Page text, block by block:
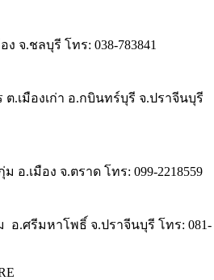
ง จ.ชลบุรี โทร: 038-783841
ต.เมืองเก่า อ.กบินทร์บุรี จ.ปราจีนบุรี
อ.เมือง จ.ตราด โทร: 099-2218559
อ.ศรีมหาโพธิ์ จ.ปราจีนบุรี โทร: 081-